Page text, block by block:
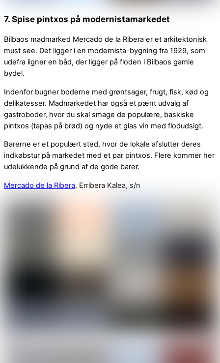
7. Spise pintxos på modernistamarkedet
Bilbaos madmarked Mercado de la Ribera er et arkitektonisk
must see. Det ligger i en modernista-bygning fra 1929, som
udefra ligner en båd, der ligger på floden i Bilbaos gamle
bydel.
Indenfor bugner boderne med grøntsager, frugt, fisk, kød og
delikatesser. Madmarkedet har også et pænt udvalg af
gastroboder, hvor du skal smage de populære, baskiske
pintxos (tapas på brød) og nyde et glas vin med flodudsigt.
Barerne er et populært sted, hvor de lokale afslutter deres
indkøbstur på markedet med et par pintxos. Flere kommer her
udelukkende på grund af de gode barer.
Mercado de la Ribera, Erribera Kalea, s/n